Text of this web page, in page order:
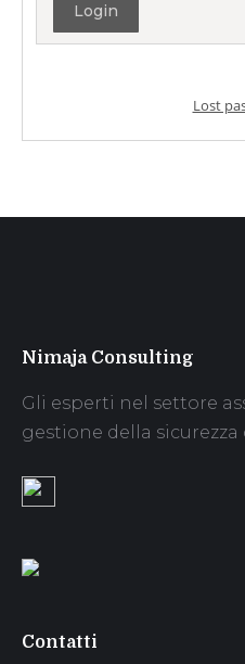
Lost
Nimaja Consulting
Gli esperti nel settore
gestione della
Contatti